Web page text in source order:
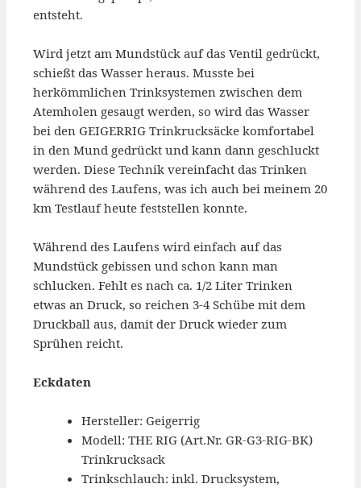
entsteht.
Wird jetzt am Mundstück auf das Ventil gedrückt,
schießt das Wasser heraus. Musste bei
herkömmlichen Trinksystemen zwischen dem
Atemholen gesaugt werden, so wird das Wasser
bei den GEIGERRIG Trinkrucksäcke komfortabel
in den Mund gedrückt und kann dann geschluckt
werden. Diese Technik vereinfacht das Trinken
während des Laufens, was ich auch bei meinem 20
km Testlauf heute feststellen konnte.
Während des Laufens wird einfach auf das
Mundstück gebissen und schon kann man
schlucken. Fehlt es nach ca. 1/2 Liter Trinken
etwas an Druck, so reichen 3-4 Schübe mit dem
Druckball aus, damit der Druck wieder zum
Sprühen reicht.
Eckdaten
Hersteller: Geigerrig
Modell: THE RIG (Art.Nr. GR-G3-RIG-BK)
Trinkrucksack
Trinkschlauch: inkl. Drucksystem,